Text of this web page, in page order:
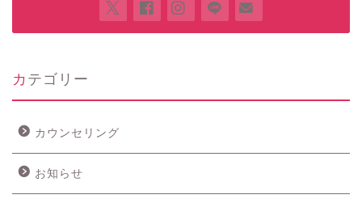
カテゴリー
カウンセリング
お知らせ